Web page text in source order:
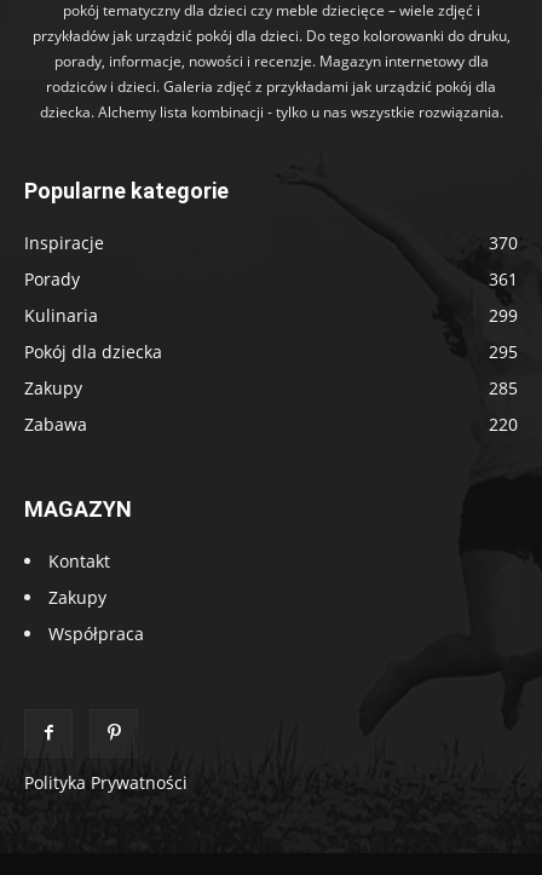
pokój tematyczny dla dzieci czy meble dziecięce – wiele zdjęć i
przykładów jak urządzić pokój dla dzieci. Do tego kolorowanki do druku,
porady, informacje, nowości i recenzje. Magazyn internetowy dla
rodziców i dzieci. Galeria zdjęć z przykładami jak urządzić pokój dla
dziecka. Alchemy lista kombinacji - tylko u nas wszystkie rozwiązania.
Popularne kategorie
Inspiracje
370
Porady
361
Kulinaria
299
Pokój dla dziecka
295
Zakupy
285
Zabawa
220
MAGAZYN
Kontakt
Zakupy
Współpraca
Polityka Prywatności